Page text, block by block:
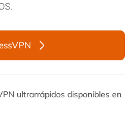
ultrarrápidos disponibles en